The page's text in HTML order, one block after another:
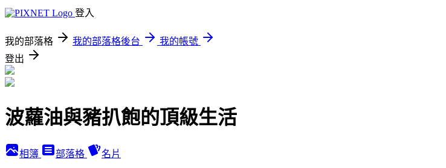
登入
我的部落格 我的部落格後台
我的帳號
登出
波蘿油與豬扒飽的頂級生活
相簿 部落格 名片